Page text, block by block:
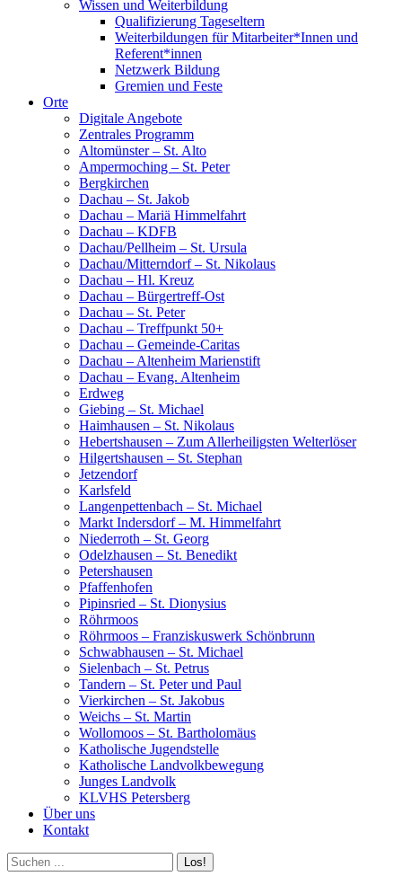
Wissen und Weiterbildung
Qualifizierung Tageseltern
Weiterbildungen für Mitarbeiter*Innen und
Referent*innen
Netzwerk Bildung
Gremien und Feste
Orte
Digitale Angebote
Zentrales Programm
Altomünster – St. Alto
Ampermoching – St. Peter
Bergkirchen
Dachau – St. Jakob
Dachau – Mariä Himmelfahrt
Dachau – KDFB
Dachau/Pellheim – St. Ursula
Dachau/Mitterndorf – St. Nikolaus
Dachau – Hl. Kreuz
Dachau – Bürgertreff-Ost
Dachau – St. Peter
Dachau – Treffpunkt 50+
Dachau – Gemeinde-Caritas
Dachau – Altenheim Marienstift
Dachau – Evang. Altenheim
Erdweg
Giebing – St. Michael
Haimhausen – St. Nikolaus
Hebertshausen – Zum Allerheiligsten Welterlöser
Hilgertshausen – St. Stephan
Jetzendorf
Karlsfeld
Langenpettenbach – St. Michael
Markt Indersdorf – M. Himmelfahrt
Niederroth – St. Georg
Odelzhausen – St. Benedikt
Petershausen
Pfaffenhofen
Pipinsried – St. Dionysius
Röhrmoos
Röhrmoos – Franziskuswerk Schönbrunn
Schwabhausen – St. Michael
Sielenbach – St. Petrus
Tandern – St. Peter und Paul
Vierkirchen – St. Jakobus
Weichs – St. Martin
Wollomoos – St. Bartholomäus
Katholische Jugendstelle
Katholische Landvolkbewegung
Junges Landvolk
KLVHS Petersberg
Über uns
Kontakt
Search: